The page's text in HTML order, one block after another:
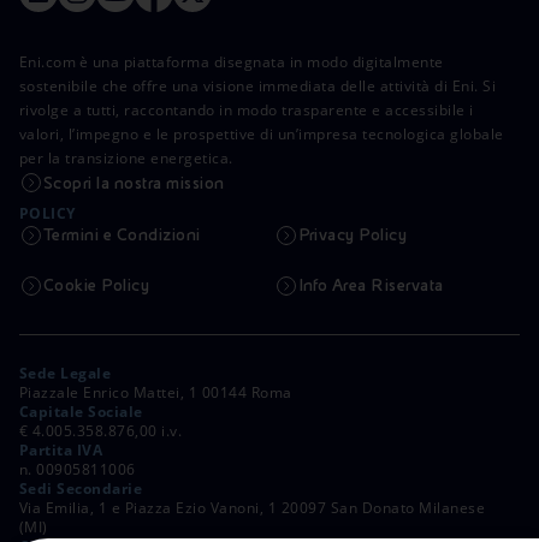
Eni.com è una piattaforma disegnata in modo digitalmente
sostenibile che offre una visione immediata delle attività di Eni. Si
rivolge a tutti, raccontando in modo trasparente e accessibile i
valori, l’impegno e le prospettive di un’impresa tecnologica globale
per la transizione energetica.
Scopri la nostra mission
POLICY
Termini e Condizioni Privacy Policy
Cookie Policy Info Area Riservata
Sede Legale
Piazzale Enrico Mattei, 1 00144 Roma
Capitale Sociale
€ 4.005.358.876,00 i.v.
Partita IVA
n. 00905811006
Sedi Secondarie
Via Emilia, 1 e Piazza Ezio Vanoni, 1 20097 San Donato Milanese
(MI)